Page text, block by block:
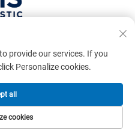
XUONG HOANG
Todos los derechos
provide our services. If you
Personalize cookies.
cookies
all